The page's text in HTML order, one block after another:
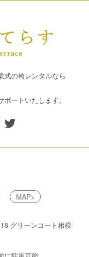
式の袴レンタルなら
ートいたします。
MAP>
グリーンコート相模